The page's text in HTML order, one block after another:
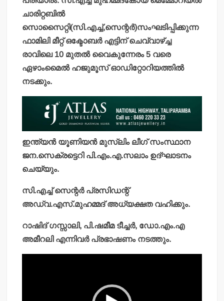
ചാരിറ്റബില്‍
സൊസൈറ്റി(സി.എച്ച്,സെന്റര്‍)സംഘടിപ്പിക്കുന്ന
ഫാമിലി മീറ്റ് ഒക്ടോബര്‍ എട്ടിന് ചെവ്വാഴ്ച്ച
രാവിലെ 10 മുതല്‍ വൈകുന്നേരം 5 വരെ
ഏഴാംമൈല്‍ ഹജുമൂസ് ഓഡിറ്റോറിയത്തില്‍
നടക്കും.
ഇന്ത്യന്‍ യൂണിയന്‍ മുസ്ലിം ലീഗ് സംസ്ഥാന
ജന.സെക്രട്ടെറി പി.എം.എ.സലാം ഉദ്ഘാടനം
ചെയ്യും.
സി.എച്ച് സെന്റര്‍ പ്രസിഡന്റ്
അഡ്വ.എസ്.മുഹമ്മദ് അധ്യക്ഷത വഹിക്കും.
റാഷിദ് ഗസ്സാലി, പി.ഷമീമ ടീച്ചര്‍, ഡോ.എം.എ
അമീറലി എന്നിവര്‍ പ്രഭാഷണം നടത്തും.